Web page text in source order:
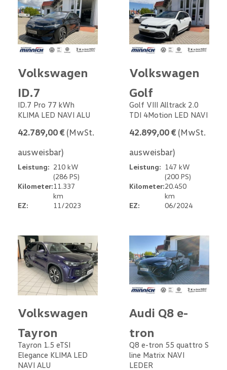
Volkswagen
ID.7
ID.7 Pro 77 kWh
KLIMA LED NAVI ALU
42.789,00 € (MwSt.
ausweisbar)
Leistung: 210 kW
(286 PS)
Kilometer:11.337
km
EZ:
11/2023
Volkswagen
Golf
Golf VIII Alltrack 2.0
TDI 4Motion LED NAVI
42.899,00 € (MwSt.
ausweisbar)
Leistung: 147 kW
(200 PS)
Kilometer:20.450
km
EZ:
06/2024
Volkswagen
Tayron
Tayron 1.5 eTSI
Elegance KLIMA LED
NAVI ALU
Audi Q8 e-
tron
Q8 e-tron 55 quattro S
line Matrix NAVI
LEDER